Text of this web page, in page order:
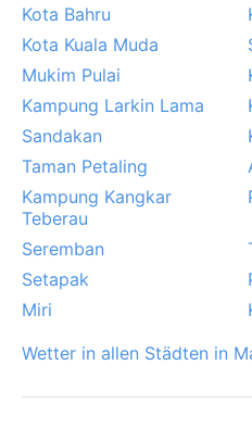
Kota Bahru
Kota Kuala Muda
Mukim Pulai
Kampung Larkin Lama
Sandakan
Taman Petaling
Kampung Kangkar
Teberau
Seremban
Setapak
Miri
Wetter in allen Städten in